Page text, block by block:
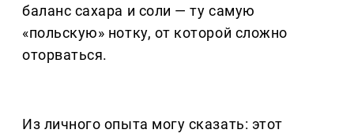
баланс сахара и соли — ту самую
«польскую» нотку, от которой сложно
оторваться.
Из личного опыта могу сказать: этот